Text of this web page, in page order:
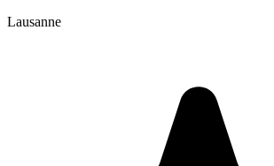
Lausanne